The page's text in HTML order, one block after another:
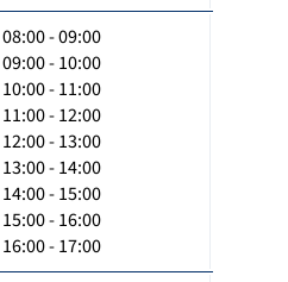
08:00 - 09:00
09:00 - 10:00
10:00 - 11:00
11:00 - 12:00
12:00 - 13:00
13:00 - 14:00
14:00 - 15:00
15:00 - 16:00
16:00 - 17:00